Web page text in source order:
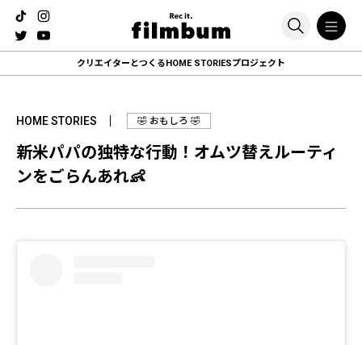
クリエイターとつくるHOME STORIESプロジェクト
HOME STORIES 🤣 おもしろ 🤣
新米パパの独特な行動！オムツ替えルーティ
ンをごらんあれ👶